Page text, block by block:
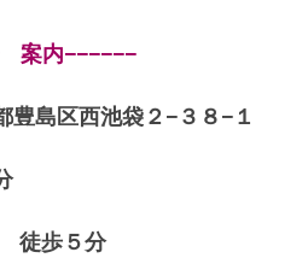
案内−−−−−−
豊島区西池袋２−３８−１
徒歩５分